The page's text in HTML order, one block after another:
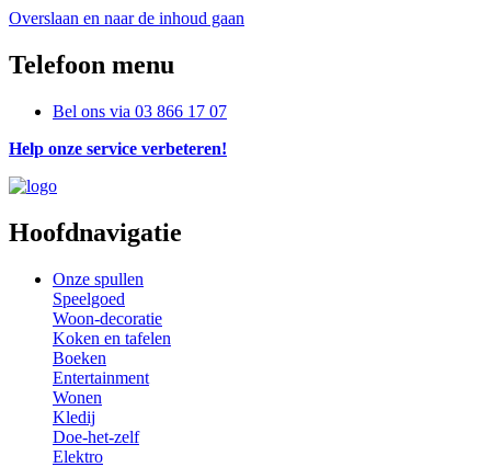
Overslaan en naar de inhoud gaan
Telefoon menu
Bel ons via 03 866 17 07
Help onze service verbeteren!
Hoofdnavigatie
Onze spullen
Speelgoed
Woon-decoratie
Koken en tafelen
Boeken
Entertainment
Wonen
Kledij
Doe-het-zelf
Elektro